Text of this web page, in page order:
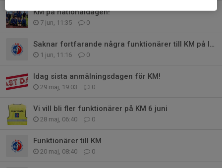
KM på nationaldagen!
7 jun, 11:35 0
Saknar fortfarande några funktionärer till KM på lördag
1 jun, 11:16 0
Idag sista anmälningsdagen för KM!
29 maj, 19:03 0
Vi vill bli fler funktionärer på KM 6 juni
28 maj, 06:40 0
Funktionärer till KM
20 maj, 08:40 0